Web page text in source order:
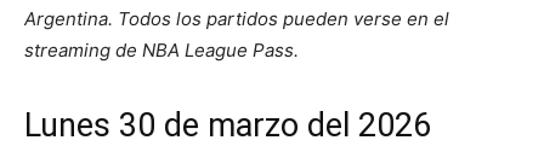
Argentina. Todos los partidos pueden verse en el
streaming de NBA League Pass.
Lunes 30 de marzo del 2026